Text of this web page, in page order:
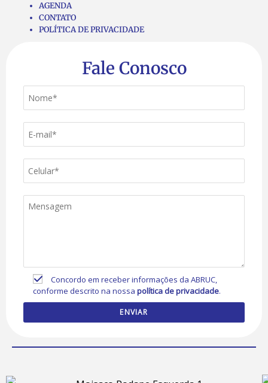
AGENDA
CONTATO
POLÍTICA DE PRIVACIDADE
Fale Conosco
Concordo em receber informações da ABRUC,
conforme descrito na nossapolítica de privacidade.